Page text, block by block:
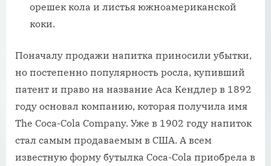
орешек кола и листья южноамериканской
коки.
Поначалу продажи напитка приносили убытки,
но постепенно популярность росла, купивший
патент и право на название Аса Кендлер в 1892
году основал компанию, которая получила имя
The Coca-Cola Company. Уже в 1902 году напиток
стал самым продаваемым в США. А всем
известную форму бутылка Coca-Cola приобрела в